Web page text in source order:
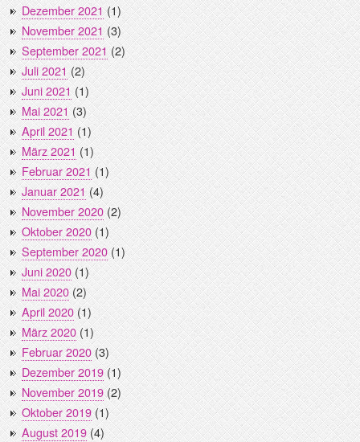
Dezember 2021(1)
November 2021(3)
September 2021(2)
Juli 2021(2)
Juni 2021(1)
Mai 2021(3)
April 2021(1)
März 2021(1)
Februar 2021(1)
Januar 2021(4)
November 2020(2)
Oktober 2020(1)
September 2020(1)
Juni 2020(1)
Mai 2020(2)
April 2020(1)
März 2020(1)
Februar 2020(3)
Dezember 2019(1)
November 2019(2)
Oktober 2019(1)
August 2019(4)